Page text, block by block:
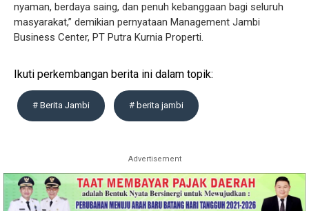
nyaman, berdaya saing, dan penuh kebanggaan bagi seluruh
masyarakat,” demikian pernyataan Management Jambi
Business Center, PT Putra Kurnia Properti.
Ikuti perkembangan berita ini dalam topik:
# Berita Jambi # berita jambi
Advertisement